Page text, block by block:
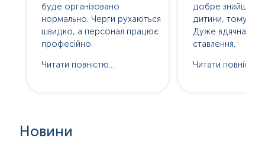
буде організовано
нормально. Черги рухаються
швидко, а персонал працює
професійно.
Читати повністю...
добре знайшла
дитини, тому без
Дуже вдячна за
ставлення.
Читати повністю...
Новини